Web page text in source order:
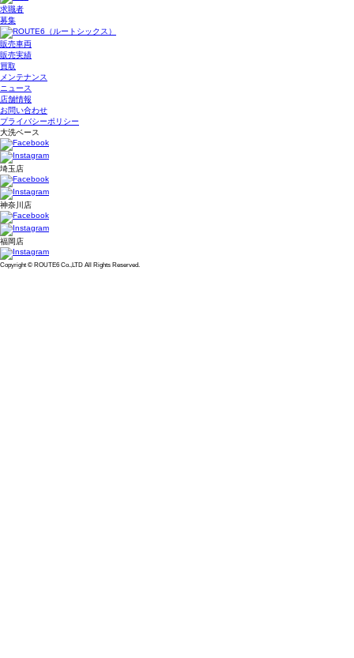
求職者
募集
販売車両
販売実績
買取
メンテナンス
ニュース
店舗情報
お問い合わせ
プライバシーポリシー
大洗ベース
埼玉店
神奈川店
福岡店
Copyright © ROUTE6 Co.,LTD All Rights Reserved.